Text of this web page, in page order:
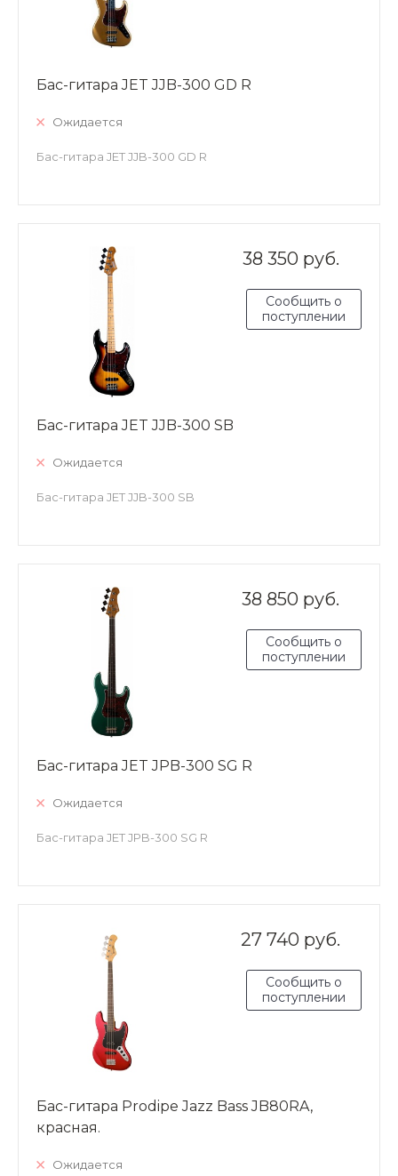
Бас-гитара JET JJB-300 GD R
Ожидается
Бас-гитара JET JJB-300 GD R
38 350 руб.
Сообщить о
поступлении
Бас-гитара JET JJB-300 SB
Ожидается
Бас-гитара JET JJB-300 SB
38 850 руб.
Сообщить о
поступлении
Бас-гитара JET JPB-300 SG R
Ожидается
Бас-гитара JET JPB-300 SG R
27 740 руб.
Сообщить о
поступлении
Бас-гитара Prodipe Jazz Bass JB80RA,
красная.
Ожидается